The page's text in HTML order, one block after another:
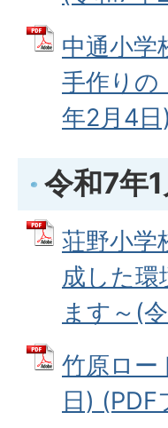
中通小学
手作りの
年2月4
令和7年1
荘野小学
成した
ます～(
竹原ロー
日) (PDF